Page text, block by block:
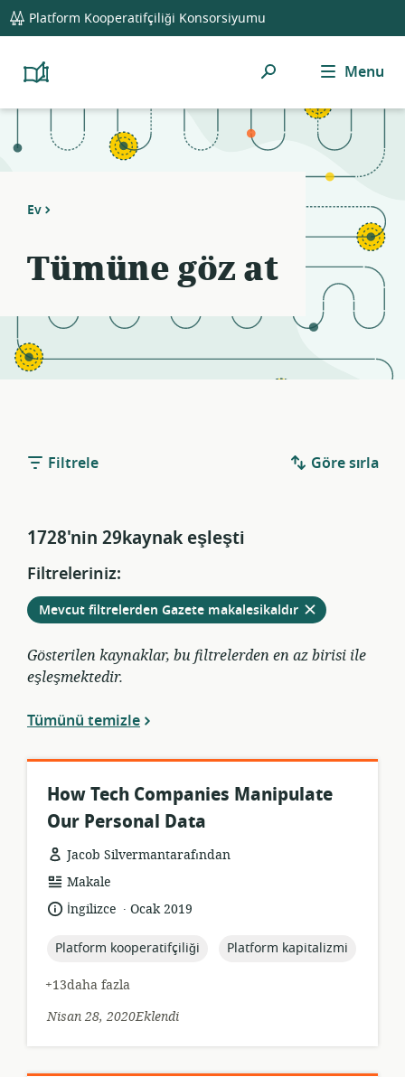
global
navigation
Platform Kooperatifçiliği Konsorsiyumu
Platform
Resource
Ara Menu
Ev
Tümüne göz at
Filtrele Göre sırla
1728'nin 29kaynak eşleşti
Filtreleriniz:
Mevcut filtrelerden Gazete makalesikaldır
Gösterilen kaynaklar, bu filtrelerden en az birisi ile
eşleşmektedir.
Tümünü temizle
How Tech Companies Manipulate
Our Personal Data
Jacob Silvermantarafından
Kaynak
formatı:
Makale
Dil: İngilizce .
YayınOcak 2019
topic:
Platform kooperatifçiliği topic:
Platform kapitalizmi
+13daha fazla
Nisan 28, 2020Eklendi
Notifications
21
filters
Resource